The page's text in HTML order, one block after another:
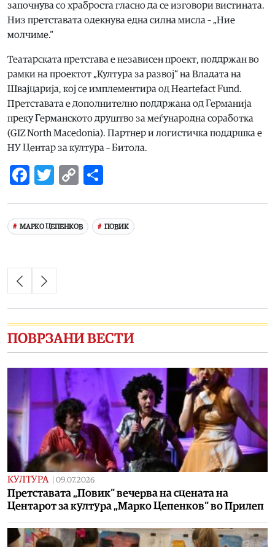
започнува со храброста гласно да се изговори вистината.
Низ претставата одекнува една силна мисла – „Ние
молчиме.“
Театарската претстава е независен проект, поддржан во
рамки на проектот „Култура за развој“ на Владата на
Швајцарија, кој се имплементира од Heartefact Fund.
Претставата е дополнително поддржана од Германија
преку Германското друштво за меѓународна соработка
(GIZ North Macedonia). Партнер и логистичка поддршка е
НУ Центар за култура – Битола.
Facebook
Twitter
Copy
МАРКО ЦЕПЕНКОВ ПОВИК
ПОВРЗАНИ ВЕСТИ
КУЛТУРА 09.07.2026
Претставата „Повик“ вечерва на сцената на
Центарот за култура „Марко Цепенков“ во Прилеп